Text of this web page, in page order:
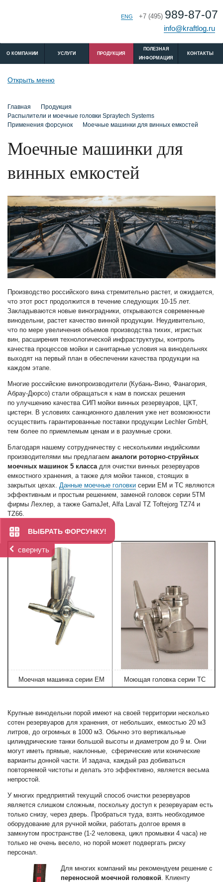
ВЫБРАТЬ ФОРСУНКУ!
свернуть
+7 (495) 989-87-07
info@kraftlog.ru
ENG
O КОМПАНИИ УСЛУГИ ПРОДУКЦИЯ
ПОЛЕЗНАЯ
ИНФОРМАЦИЯ
КОНТАКТЫ
Открыть меню
Главная
Продукция
Распылители и моечные головки Spraytech Systems
Применения форсунок
Моечные машинки для винных емкостей
Моечные машинки для
винных емкостей
Производство российского вина стремительно растет, и ожидается,
что этот рост продолжится в течение следующих 10-15 лет.
Закладываются новые виноградники, открываются современные
винодельни, растет качество винной продукции. Неудивительно,
что по мере увеличения объемов производства тихих, игристых
вин, расширения технологической инфраструктуры, контроль
качества процессов мойки и санитарные условия на винодельнях
выходят на первый план в обеспечении качества продукции на
каждом этапе.
Многие российские винопроизводители (Кубань-Вино, Фанагория,
Абрау-Дюрсо) стали обращаться к нам в поисках решения
по улучшению качества СИП мойки винных резервуаров, ЦКТ,
цистерн. В условиях санкционного давления уже нет возможности
осуществить гарантированные поставки продукции Lechler GmbH,
тем более по приемлемым ценам и в разумные сроки.
Благодаря нашему сотрудничеству с несколькими индийскими
производителями мы предлагаем аналоги роторно-струйных
моечных машинок 5 классадля очистки винных резервуаров
емкостного хранения, а также для мойки танков, стоящих в
закрытых цехах. Данные моечные головки серии EM и TC являются
эффективным и простым решением, заменой головок серии 5TM
фирмы Лехлер, а также GamaJet, Alfa Laval TZ Toftejorg TZ74 и
TZ66.
Моечная машинка серии EM Моющая головка серии TC
Крупные винодельни порой имеют на своей территории несколько
сотен резервуаров для хранения, от небольших, емкостью 20 м3
литров, до огромных в 1000 м3. Обычно это вертикальные
цилиндрические танки большой высоты и диаметром до 9 м. Они
могут иметь прямые, наклонные, сферические или конические
варианты донной части. И задача, каждый раз добиваться
повторяемой чистоты и делать это эффективно, является весьма
непростой.
У многих предприятий текущий способ очистки резервуаров
является слишком сложным, поскольку доступ к резервуарам есть
только снизу, через дверь. Пробраться туда, взять необходимое
оборудование для ручной мойки, работать долгое время в
замкнутом пространстве (1-2 человека, цикл промывки 4 часа) не
только не очень весело, но порой может подвергать риску
персонал.
Для многих компаний мы рекомендуем решение с
переносной моечной головкой. Клиенту